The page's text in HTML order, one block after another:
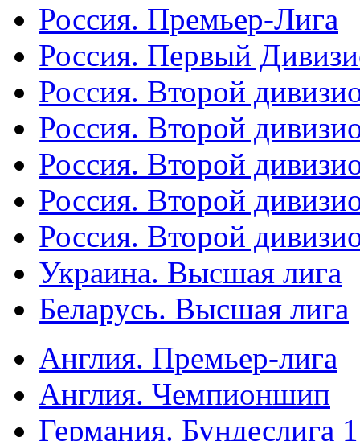
Россия. Премьер-Лига
Россия. Первый
Россия. Второй
Россия. Второй
Россия. Второй
Россия. Второй
Россия. Второй
Украина. Высшая лига
Беларусь. Высшая лига
Англия. Премьер-лига
Англия. Чемпионшип
Германия. Бундеслига 1